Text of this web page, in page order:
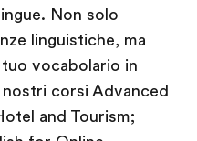
Non solo
linguistiche, ma
vocabolario in
corsi Advanced
and Tourism;